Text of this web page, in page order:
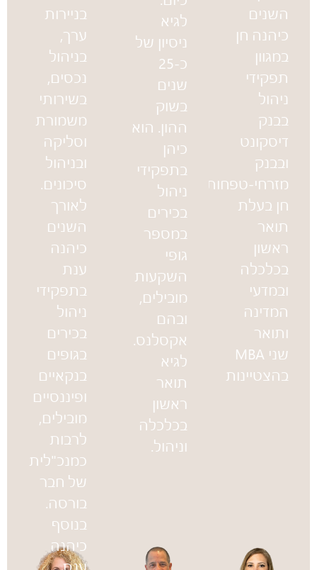
השנים
כיהנה חן
במגוון
תפקידי
ניהול
בבנק
דיסקונט
ובבנק
מזרחי-טפחות.
חן בעלת
תואר
ראשון
בכלכלה
ובמדעי
המדינה
ותואר
שני MBA
בהצטיינות
ניסיון של
כ-25
שנים
בשוק
ההון. הוא
בתפקידי
ניהול
בכירים
במספר
השקעות
מובילים,
ובהם
אקסלנס.
תואר
ראשון
בכלכלה
וניהול.
בניירות
בניהול
נכסים,
בשירותי
משמורת
וסליקה
ובניהול
סיכונים.
לאורך
השנים
כיהנה
בתפקידי
ניהול
בכירים
בגופים
בנקאיים
ופיננסיים
מובילים,
לרבות
כמנכ"לית
של חבר
בורסה.
בנוסף
כיהנה
ענת